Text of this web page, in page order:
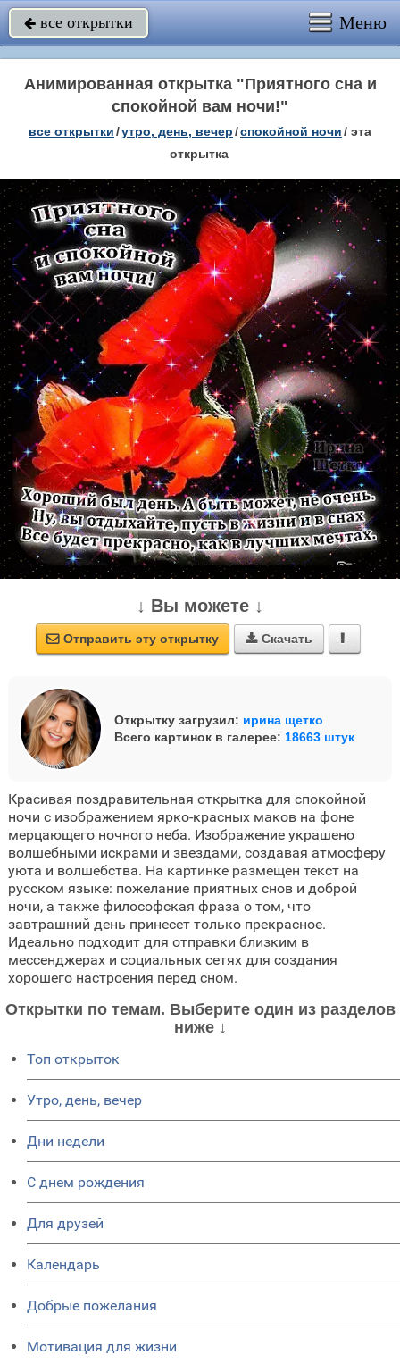
 все открытки Меню
Анимированная открытка "Приятного сна и
спокойной вам ночи!"
все открытки/утро, день, вечер/спокойной ночи/ эта
открытка
↓ Вы можете ↓
 Отправить эту открытку  Скачать 
Открытку загрузил: ирина щетко
Всего картинок в галерее: 18663 штук
Красивая поздравительная открытка для спокойной
ночи с изображением ярко-красных маков на фоне
мерцающего ночного неба. Изображение украшено
волшебными искрами и звездами, создавая атмосферу
уюта и волшебства. На картинке размещен текст на
русском языке: пожелание приятных снов и доброй
ночи, а также философская фраза о том, что
завтрашний день принесет только прекрасное.
Идеально подходит для отправки близким в
мессенджерах и социальных сетях для создания
хорошего настроения перед сном.
Открытки по темам. Выберите один из разделов
ниже ↓
Топ открыток
Утро, день, вечер
Дни недели
C днем рождения
Для друзей
Календарь
Добрые пожелания
Мотивация для жизни